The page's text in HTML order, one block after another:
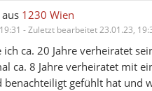
aus 1230 Wien
-Zuletzt bearbeitet 23.01.23,
ich ca. 20 Jahre verheiratet
ca. 8 Jahre verheiratet mit
benachteiligt gefühlt hat und